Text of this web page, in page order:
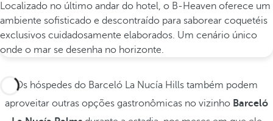
Localizado no último andar do hotel, o B-Heaven oferece um
ambiente sofisticado e descontraído para saborear coquetéis
exclusivos cuidadosamente elaborados. Um cenário único
onde o mar se desenha no horizonte.
Os hóspedes do Barceló La Nucía Hills também podem
aproveitar outras opções gastronômicas no vizinho Barceló